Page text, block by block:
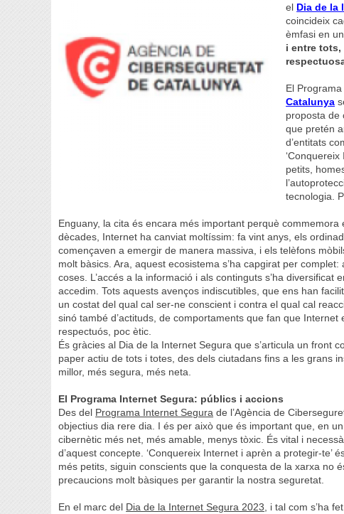
el Dia de la
coincideix
èmfasi en
i entre tots,
El
Catalunya
proposta de
que pretén
d’entitats
petits,
tecnologia.
Enguany, la cita és encara més important perquè commemora
dècades, Internet ha canviat moltíssim: fa vint anys, els
començaven a emergir de manera massiva, i els telèfons
molt bàsics. Ara, aquest ecosistema s’ha capgirat per
coses. L’accés a la informació i als continguts s’ha diversificat
accedim. Tots aquests avenços indiscutibles, que ens han
un costat del qual cal ser-ne conscient i contra el qual cal
sinó també d’actituds, de comportaments que fan que
respectuós, poc ètic.
És gràcies al Dia de la Internet Segura que s’articula un front
paper actiu de tots i totes, des dels ciutadans fins a les grans
millor, més segura, més neta.
El Programa Internet Segura: públics i accions
Des del Programa Internet Segura de l’Agència de
objectius dia rere dia. I és per això que és important que, en
cibernètic més net, més amable, menys tòxic. És vital i
d’aquest concepte. ‘Conquereix Internet i aprèn a protegir-
més petits, siguin conscients que la conquesta de la xarxa no
precaucions molt bàsiques per garantir la nostra seguretat.
En el marc del Dia de la Internet Segura 2023 , i tal com s’ha